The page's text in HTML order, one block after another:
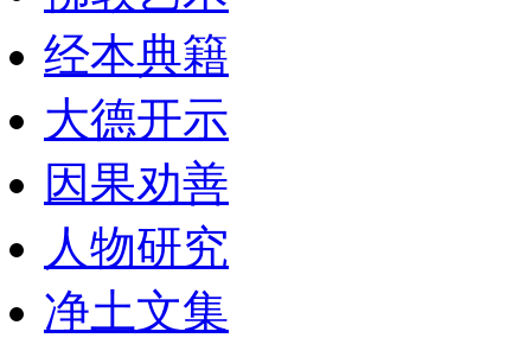
经本典籍
大德开示
因果劝善
人物研究
净土文集